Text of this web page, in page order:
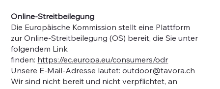
Online-Streitbeilegung
Die Europäische Kommission stellt eine Plattform
zur Online-Streitbeilegung (OS) bereit, die Sie unter
folgendem Link
finden: https://ec.europa.eu/consumers/odr
Unsere E-Mail-Adresse lautet:outdoor@tavora.ch
Wir sind nicht bereit und nicht verpflichtet, an